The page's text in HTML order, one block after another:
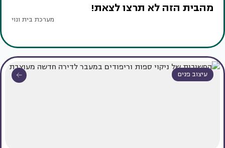
מהבית הזה לא תרצו לצאת!
מערכת בית ונוי
עיצוב פנים